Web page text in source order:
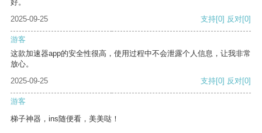
好。
2025-09-25
支持[0] 反对[0]
游客
这款加速器app的安全性很高，使用过程中不会泄露个人信息，让我非常
放心。
2025-09-25
支持[0] 反对[0]
游客
梯子神器，ins随便看，美美哒！